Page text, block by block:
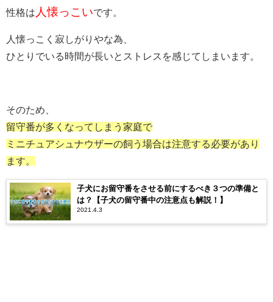
性格は 人懐っこいです。
人懐っこく寂しがりやな為、
ひとりでいる時間が長いとストレスを感じてしまいます。
そのため、
留守番が多くなってしまう家庭で
ミニチュアシュナウザーの飼う場合は注意する必要があり
ます。
子犬にお留守番をさせる前にするべき３つの準備と
は？【子犬の留守番中の注意点も解説！】
2021.4.3